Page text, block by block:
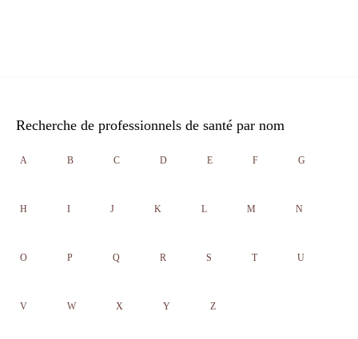
Recherche de professionnels de santé par nom
A B C D E F G
H I J K L M N
O P Q R S T U
V W X Y Z